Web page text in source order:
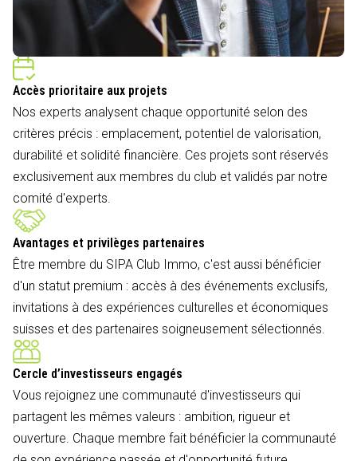
Accès prioritaire aux projets
Nos experts analysent chaque opportunité selon des
critères précis : emplacement, potentiel de valorisation,
durabilité et solidité financière. Ces projets sont réservés
exclusivement aux membres du club et validés par notre
comité d'experts.
Avantages et privilèges partenaires
Être membre du SIPA Club Immo, c'est aussi bénéficier
d'un statut premium : accès à des événements exclusifs,
invitations à des expériences culturelles et économiques
suisses et des partenaires soigneusement sélectionnés.
Cercle d’investisseurs engagés
Vous rejoignez une communauté d'investisseurs qui
partagent les mêmes valeurs : ambition, rigueur et
ouverture. Chaque membre fait bénéficier la communauté